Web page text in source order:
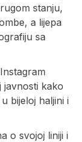
stanju,
a lijepa
sa
javnosti kako
bijeloj haljini i
o svojoj liniji i